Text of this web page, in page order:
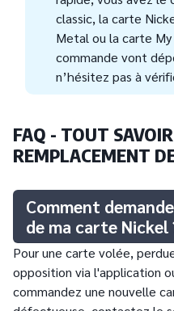
classic, la carte
Metal ou la carte
commande vont
n’hésitez pas à
FAQ - TOUT
REMPLACEMENT
Comment
de ma carte Nickel
Pour une carte volée,
opposition via l'application
commandez une nouvelle